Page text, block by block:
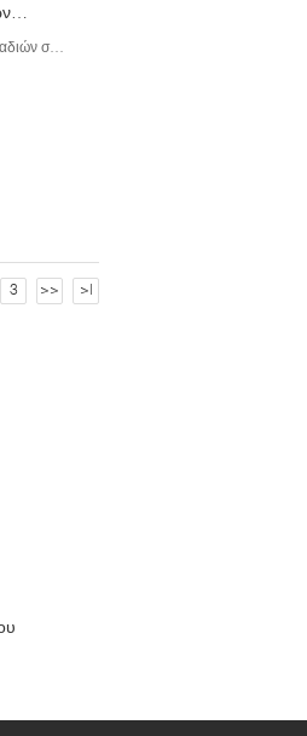
ερευνών
3 >> >|